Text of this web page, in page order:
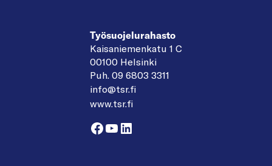
Työsuojelurahasto
Kaisaniemenkatu 1 C
00100 Helsinki
Puh. 09 6803 3311
info@tsr.fi
www.tsr.fi
Facebook
YouTube
LinkedIn